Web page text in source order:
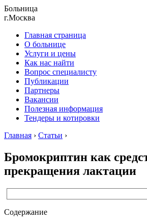
Больница
г.Москва
Главная страница
О больнице
Услуги и цены
Как нас найти
Вопрос специалисту
Публикации
Партнеры
Вакансии
Полезная информация
Тендеры и котировки
Главная › Статьи ›
Бромокриптин как
прекращения лактации
Содержание